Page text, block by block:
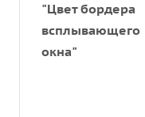
"Цвет бордера
всплывающего
окна"